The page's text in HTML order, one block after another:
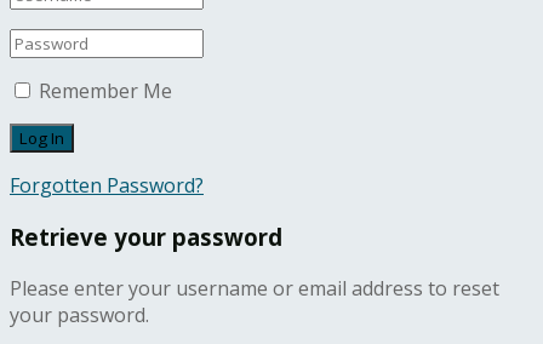
Remember Me
Forgotten Password?
Retrieve your password
Please enter your username or email address to reset
your password.